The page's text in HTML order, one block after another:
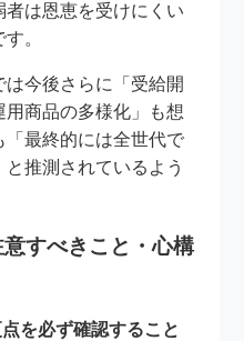
は恩恵を受けにくい
。
今後さらに「受給開
商品の多様化」も想
「最終的には全世代で
推測されているよう
すべきこと・心構
を必ず確認すること